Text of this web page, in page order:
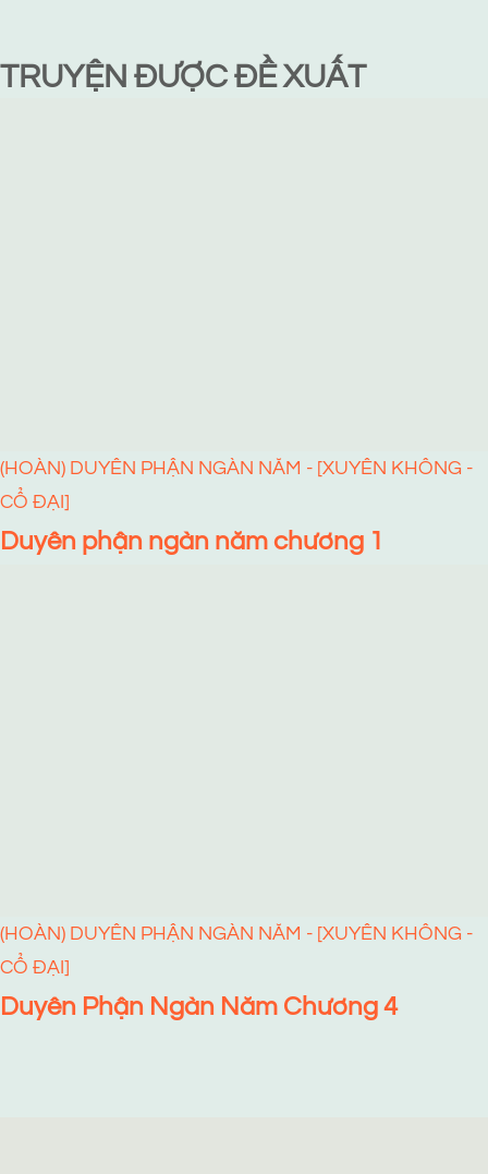
TRUYỆN ĐƯỢC ĐỀ XUẤT
(HOÀN) DUYÊN PHẬN NGÀN NĂM - [XUYÊN KHÔNG -
CỔ ĐẠI]
Duyên phận ngàn năm chương 1
(HOÀN) DUYÊN PHẬN NGÀN NĂM - [XUYÊN KHÔNG -
CỔ ĐẠI]
Duyên Phận Ngàn Năm Chương 4